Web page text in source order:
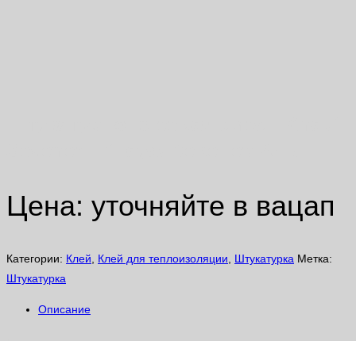
Цена: уточняйте в вацап
Категории: Клей Клей для теплоизоляции Штукатурка Метка:
Штукатурка
Описание